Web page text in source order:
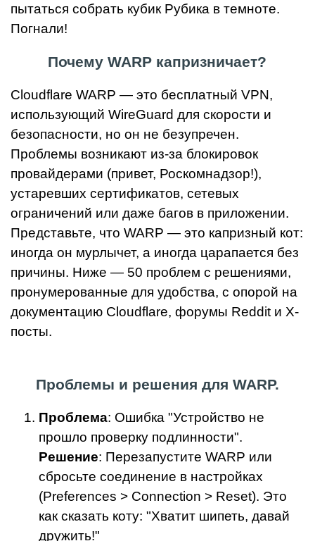
пытаться собрать кубик Рубика в темноте.
Погнали!
Почему WARP капризничает?
Cloudflare WARP — это бесплатный VPN,
использующий WireGuard для скорости и
безопасности, но он не безупречен.
Проблемы возникают из-за блокировок
провайдерами (привет, Роскомнадзор!),
устаревших сертификатов, сетевых
ограничений или даже багов в приложении.
Представьте, что WARP — это капризный кот:
иногда он мурлычет, а иногда царапается без
причины. Ниже — 50 проблем с решениями,
пронумерованные для удобства, с опорой на
документацию Cloudflare, форумы Reddit и X-
посты.
Проблемы и решения для WARP.
Проблема: Ошибка "Устройство не
прошло проверку подлинности".
Решение: Перезапустите WARP или
сбросьте соединение в настройках
(Preferences > Connection > Reset). Это
как сказать коту: "Хватит шипеть, давай
дружить!"